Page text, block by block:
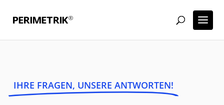
IHRE FRAGEN, UNSERE ANTWORTEN!